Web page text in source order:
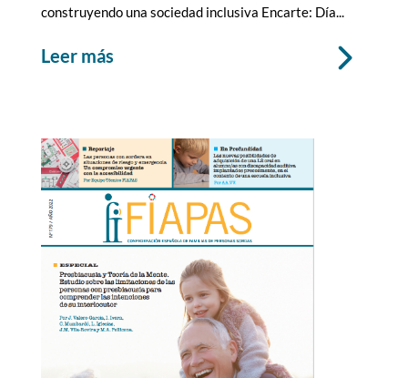
construyendo una sociedad inclusiva Encarte: Día...
leer más